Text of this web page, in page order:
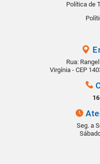
Política de
Rua:
Virgínia - CEP
Seg. a